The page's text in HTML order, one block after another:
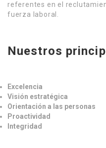
referentes en el
fuerza laboral.
Nuestros
Excelencia
Visión estratégica
Orientación a las personas
Proactividad
Integridad